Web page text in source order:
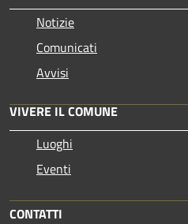
Notizie
Comunicati
Avvisi
VIVERE IL COMUNE
Luoghi
Eventi
CONTATTI